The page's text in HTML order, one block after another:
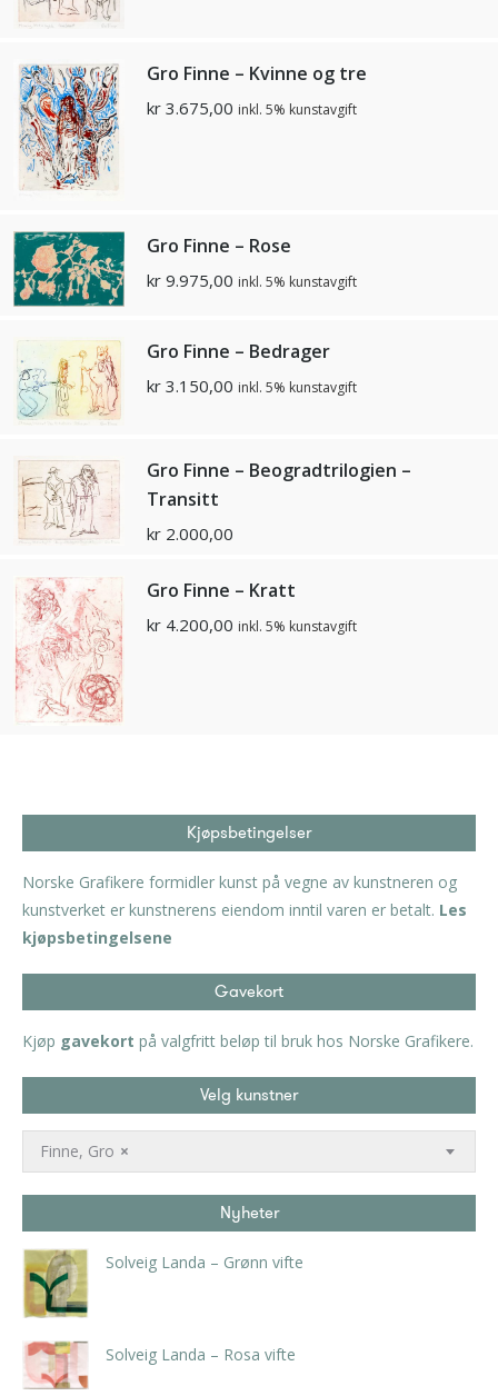
Gro Finne – Kvinne og tre
kr 3.675,00 inkl. 5% kunstavgift
Gro Finne – Rose
kr 9.975,00 inkl. 5% kunstavgift
Gro Finne – Bedrager
kr 3.150,00 inkl. 5% kunstavgift
Gro Finne – Beogradtrilogien –
Transitt
kr 2.000,00
Gro Finne – Kratt
kr 4.200,00 inkl. 5% kunstavgift
Kjøpsbetingelser
Norske Grafikere formidler kunst på vegne av kunstneren og
kunstverket er kunstnerens eiendom inntil varen er betalt. Les
kjøpsbetingelsene
Gavekort
Kjøp gavekort på valgfritt beløp til bruk hos Norske Grafikere.
Velg kunstner
×
Finne, Gro
Nyheter
Solveig Landa – Grønn vifte
Solveig Landa – Rosa vifte